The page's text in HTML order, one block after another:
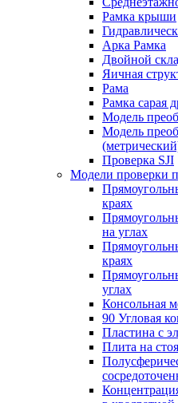
Рамка крыши
Арка Рамка
Двойной
Яичная
Рама
Рамка сарая
Модель
Модель
Проверка SJI
Модели проверки
краях
на углах
краях
углах
Консольная
90 Угловая
Пластина с
Плита на